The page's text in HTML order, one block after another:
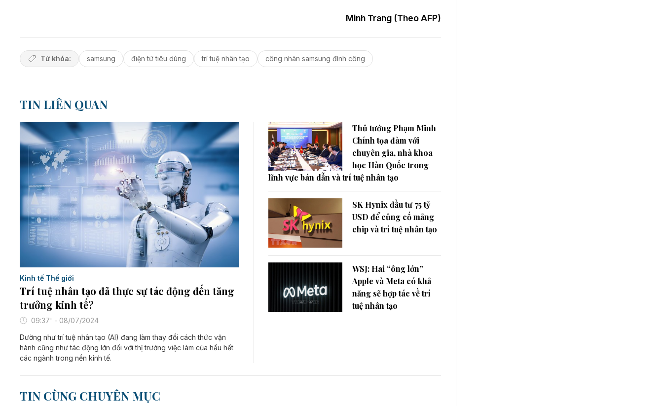
Minh Trang (Theo AFP)
Từ khóa: samsung điện tử tiêu dùng trí tuệ nhân tạo công nhân samsung đình công
TIN LIÊN QUAN
Kinh tế Thế giới
Trí tuệ nhân tạo đã thực sự tác động đến tăng
trưởng kinh tế?
09:37' - 08/07/2024
Dường như trí tuệ nhân tạo (AI) đang làm thay đổi cách thức vận
hành cũng như tác động lớn đối với thị trường việc làm của hầu hết
các ngành trong nền kinh tế.
Thủ tướng Phạm Minh
Chính tọa đàm với
chuyên gia, nhà khoa
học Hàn Quốc trong
lĩnh vực bán dẫn và trí tuệ nhân tạo
SK Hynix đầu tư 75 tỷ
USD để củng cố mảng
chip và trí tuệ nhân tạo
WSJ: Hai “ông lớn”
Apple và Meta có khả
năng sẽ hợp tác về trí
tuệ nhân tạo
TIN CÙNG CHUYÊN MỤC